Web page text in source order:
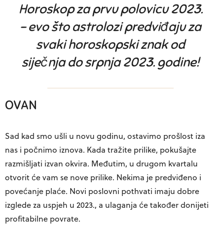
Horoskop za prvu polovicu 2023.
– evo što astrolozi predviđaju za
svaki horoskopski znak od
siječnja do srpnja 2023. godine!
OVAN
Sad kad smo ušli u novu godinu, ostavimo prošlost iza
nas i počnimo iznova. Kada tražite prilike, pokušajte
razmišljati izvan okvira. Međutim, u drugom kvartalu
otvorit će vam se nove prilike. Nekima je predviđeno i
povećanje plaće. Novi poslovni pothvati imaju dobre
izglede za uspjeh u 2023., a ulaganja će također donijeti
profitabilne povrate.